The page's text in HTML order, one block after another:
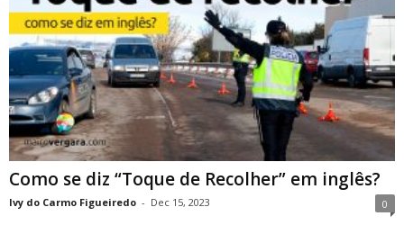
Como se diz “Toque de Recolher” em inglês?
Ivy do Carmo Figueiredo - Dec 15, 2023 0